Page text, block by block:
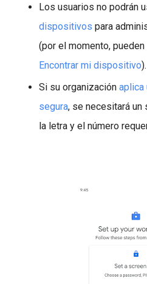
Los usuarios no podrán
dispositivos para
(por el momento, pueden
Encontrar mi dispositivo).
Si su organización aplica
segura, se necesitará un
la letra y el número